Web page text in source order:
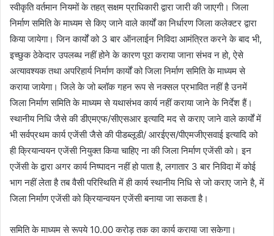
स्वीकृति वर्तमान नियमों के तहत् सक्षम प्राधिकारी द्वारा जारी की जाएगी। जिला
निर्माण समिति के माध्यम से किए जाने वाले कार्यों का निर्धारण जिला कलेक्टर द्वारा
किया जायेगा। जिन कार्यों को 3 बार ऑनलाईन निविदा आमंत्रित करने के बाद भी,
इच्छुक ठेकेदार उपलब्ध नहीं होने के कारण पूरा कराया जाना संभव न हो, ऐसे
अत्यावश्यक तथा अपरिहार्य निर्माण कार्यों को जिला निर्माण समिति के माध्यम से
कराया जायेगा। जिले के जो ब्लॉक गहन रूप से नक्सल प्रभावित नहीं है उनमें
जिला निर्माण समिति के माध्यम से यथासंभव कार्य नहीं कराया जाने के निर्देश हैं।
स्थानीय निधि जैसे की डीएमएफ/सीएसआर इत्यादि मद से कराए जाने वाले कार्यों में
भी सर्वप्रथम कार्य एजेंसी जैसे की पीडब्लूडी/ आरईएस/पीएमजीएसवाई इत्यादि को
ही क्रियान्वयन एजेंसी नियुक्त किया चाहिए ना की जिला निर्माण एजेंसी को। इन
एजेंसी के द्वारा अगर कार्य निष्पादन नहीं हो पाता है, लगातार 3 बार निविदा में कोई
भाग नहीं लेता है तब वैसी परिस्थिति में ही कार्य स्थानीय निधि से जो कराए जाने है, में
जिला निर्माण एजेंसी को क्रियान्वयन एजेंसी बनाया जा सकता है।
समिति के माध्यम से रूपये 10.00 करोड़ तक का कार्य कराया जा सकेगा।